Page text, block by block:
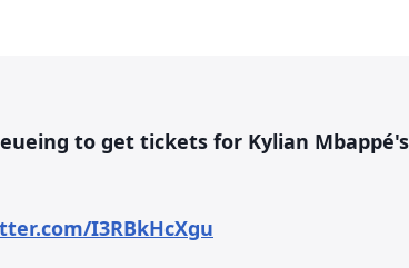
to get tickets for Kylian Mbappé's
I3RBkHcXgu